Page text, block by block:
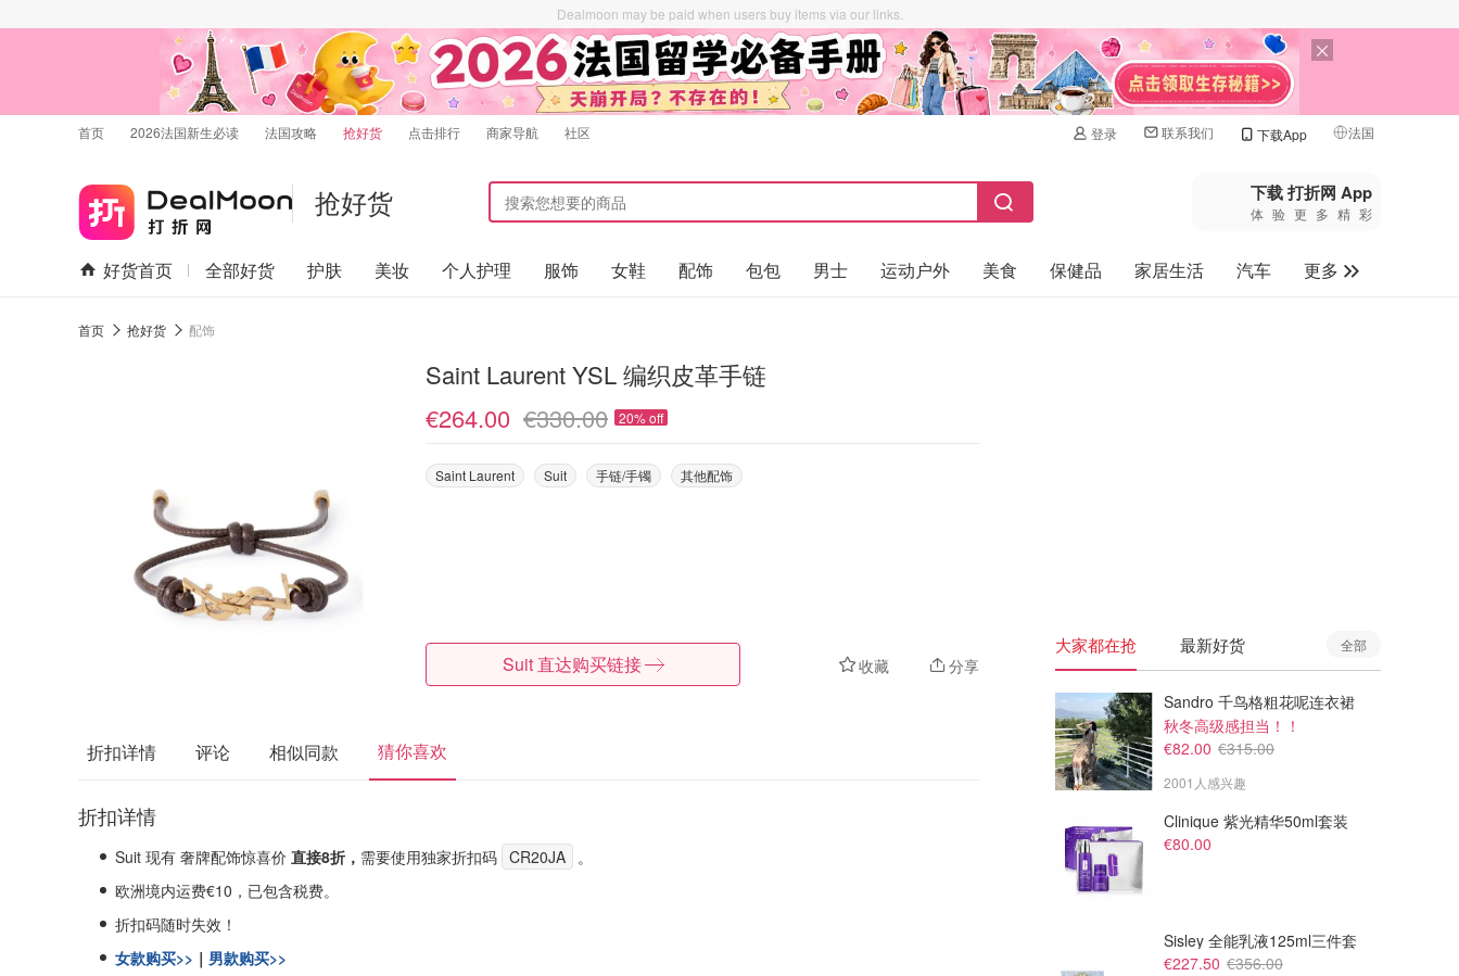
Dealmoon may be paid when users buy items via our links.
首页 2026法国新生必读 法国攻略 抢好货 点击排行 商家导航 社区 登录 联系我们 下载App 法国
🇺🇸美国
🇨🇳中国
🇨🇦加拿大
抢好货 下载 打折网 App
体验更多精彩
好货首页 全部好货 护肤 美妆 个人护理 服饰 女鞋 配饰 包包 男士 运动户外 美食 保健品 家居生活 汽车
更多
首页 抢好货 配饰
Saint Laurent YSL 编织皮革手链
€264.00 €330.00 20% off
Saint Laurent Suit 手链/手镯 其他配饰
收藏 分享
Suit 直达购买链接
折扣详情 评论 相似同款 猜你喜欢
折扣详情
Suit 现有 奢牌配饰惊喜价 直接8折， 需要使用独家折扣码 CR20JA 。
欧洲境内运费€10，已包含税费。
折扣码随时失效！
女款购买>> ｜ 男款购买>>
大家都在抢 最新好货 全部
Sandro 千鸟格粗花呢连衣裙
秋冬高级感担当！！
€82.00 €315.00
2001人感兴趣
Clinique 紫光精华50ml套装
€80.00
Sisley 全能乳液125ml三件套
€227.50 €356.00